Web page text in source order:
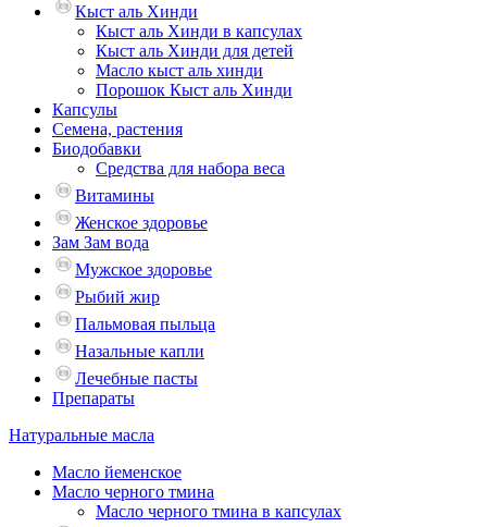
Кыст аль Хинди
Кыст аль Хинди в капсулах
Кыст аль Хинди для детей
Масло кыст аль хинди
Порошок Кыст аль Хинди
Капсулы
Семена, растения
Биодобавки
Средства для набора веса
Витамины
Женское здоровье
Зам Зам вода
Мужское здоровье
Рыбий жир
Пальмовая пыльца
Назальные капли
Лечебные пасты
Препараты
Натуральные масла
Масло йеменское
Масло черного тмина
Масло черного тмина в капсулах